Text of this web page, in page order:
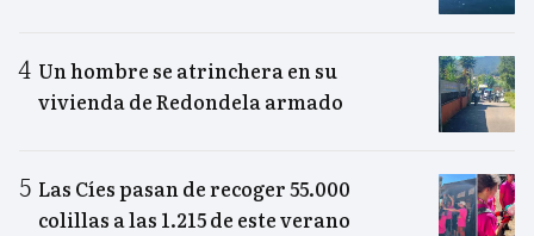
Un hombre se atrinchera en su
vivienda de Redondela armado
Las Cíes pasan de recoger 55.000
colillas a las 1.215 de este verano